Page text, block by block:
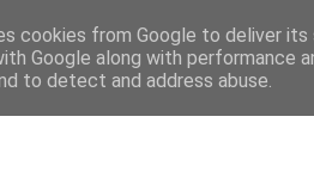
cookies from Google to deliver
Google along with performance
to detect and address abuse.